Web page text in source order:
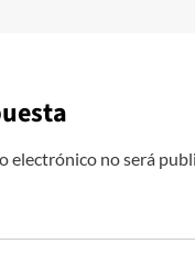
electrónico no será